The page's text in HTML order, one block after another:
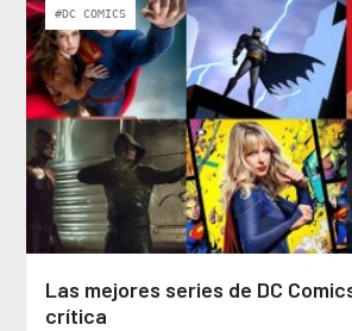
#DC COMICS
Las mejores series de DC
crítica